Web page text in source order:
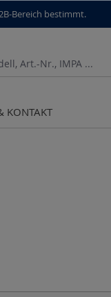
Bereich bestimmt.
KONTAKT